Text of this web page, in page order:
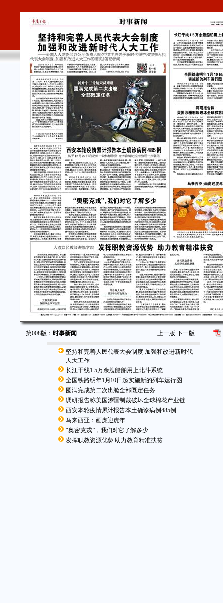
第008版： 时事新闻 上一版 下一版
坚持和完善人民代表大会制度 加强和改进新时代
人大工作
长江干线1.5万余艘船舶用上北斗系统
全国铁路明年1月10日起实施新的列车运行图
圆满完成第二次出舱全部既定任务
调研报告称美国涉疆制裁破坏全球棉花产业链
西安本轮疫情累计报告本土确诊病例485例
马来西亚：画虎迎虎年
“奥密克戎”，我们对它了解多少
发挥职教资源优势 助力教育精准扶贫